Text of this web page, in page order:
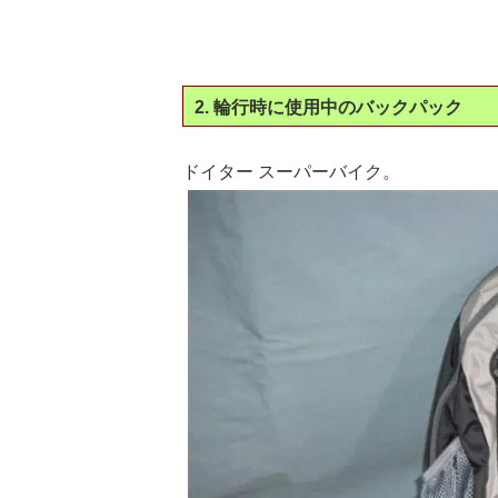
2. 輪行時に使用中のバックパック
ドイター スーパーバイク。